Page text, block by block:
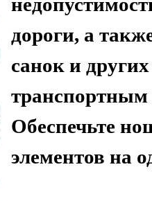
дороги, а
санок и
транспортным
Обеспечьте
элементов на